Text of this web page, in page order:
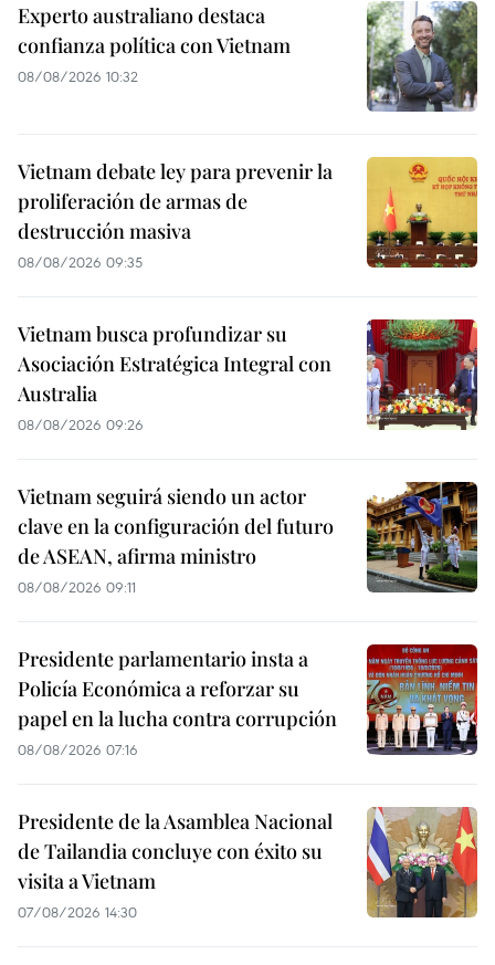
Experto australiano destaca
confianza política con Vietnam
08/08/2026 10:32
Vietnam debate ley para prevenir la
proliferación de armas de
destrucción masiva
08/08/2026 09:35
Vietnam busca profundizar su
Asociación Estratégica Integral con
Australia
08/08/2026 09:26
Vietnam seguirá siendo un actor
clave en la configuración del futuro
de ASEAN, afirma ministro
08/08/2026 09:11
Presidente parlamentario insta a
Policía Económica a reforzar su
papel en la lucha contra corrupción
08/08/2026 07:16
Presidente de la Asamblea Nacional
de Tailandia concluye con éxito su
visita a Vietnam
07/08/2026 14:30